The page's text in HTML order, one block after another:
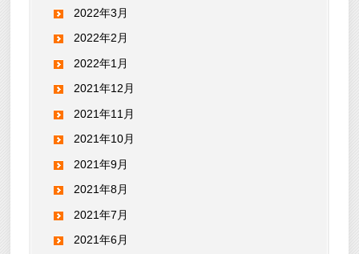
2022年3月
2022年2月
2022年1月
2021年12月
2021年11月
2021年10月
2021年9月
2021年8月
2021年7月
2021年6月